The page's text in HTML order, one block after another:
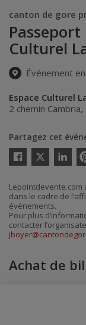
canton de gore
Culturel
Événement
Espace Culturel
2 chemin Cambria,
Partagez cet
Twitter
dans le cadre de
événements.
Pour plus
contacter
Achat de